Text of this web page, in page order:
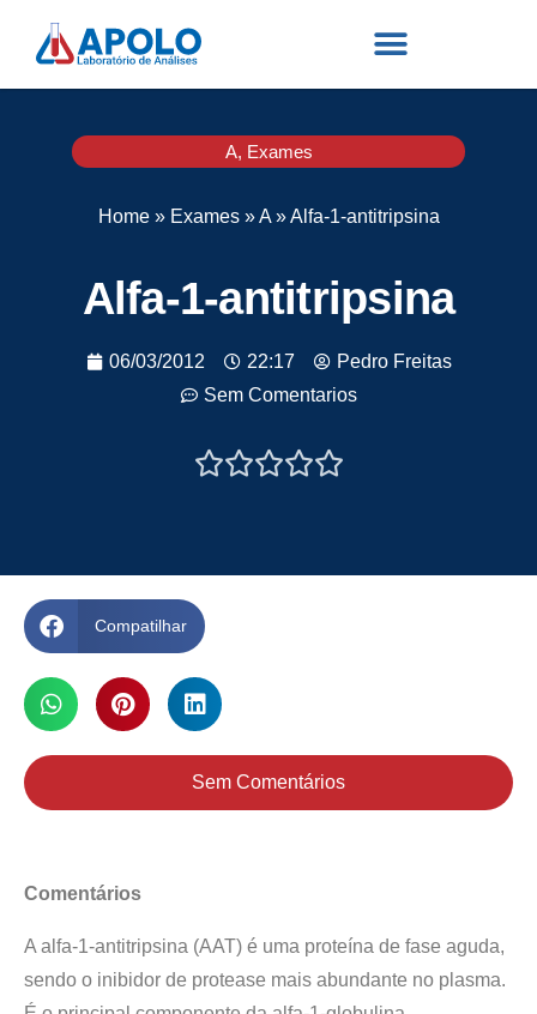
A, Exames
Home» Exames»A»Alfa-1-antitripsina
Alfa-1-antitripsina
06/03/2012 22:17
Pedro Freitas
Sem Comentarios

Compatilhar
Sem Comentários
Comentários
A alfa-1-antitripsina (AAT) é uma proteína de fase aguda,
sendo o inibidor de protease mais abundante no plasma.